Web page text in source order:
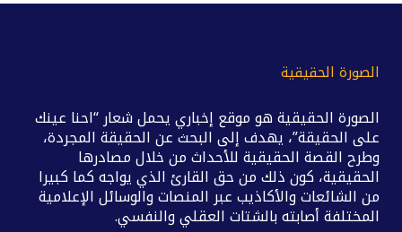
الصورة الحقيقية
الصورة الحقيقية هو موقع إخباري يحمل شعار “احنا عينك
على الحقيقة”، يهدف إلى البحث عن الحقيقة المجردة،
وطرح القصة الحقيقية للأحداث من خلال مصادرها
الحقيقية، كون ذلك من حق القارئ الذي يواجه كما كبيرا
من الشائعات والأكاذيب عبر المنصات والوسائل الإعلامية
المختلفة أصابته بالشتات العقلي والنفسي.